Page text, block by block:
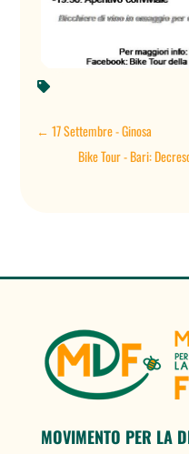

←17 Settembre - Ginosa
Bike Tour - Bari:
MOVIMENTO PER LA